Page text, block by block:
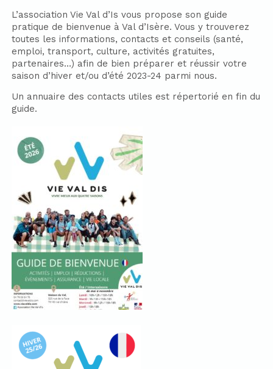
L’association Vie Val d’Is vous propose son guide
pratique de bienvenue à Val d’Isère. Vous y trouverez
toutes les informations, contacts et conseils (santé,
emploi, transport, culture, activités gratuites,
partenaires…) afin de bien préparer et réussir votre
saison d’hiver et/ou d’été 2023-24 parmi nous.
Un annuaire des contacts utiles est répertorié en fin du
guide.